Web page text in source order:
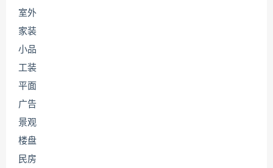
室外
家装
小品
工装
平面
广告
景观
楼盘
民房